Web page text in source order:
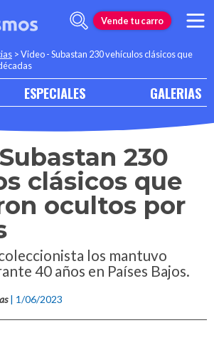
Vende tu carro
>Video - Subastan 230 vehículos clásicos que
ESPECIALES GALERIAS
230
clásicos que
ocultos por
los mantuvo
40 años en Países Bajos.
| 1/06/2023